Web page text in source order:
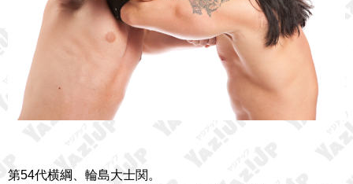
第54代横綱、輪島大士関。